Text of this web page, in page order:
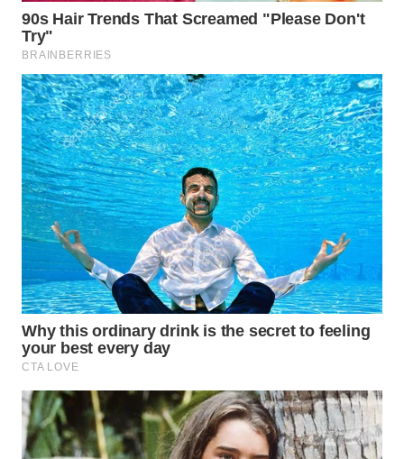
LESUNG
WN
KARO
WN
SIMALUNGUN
WN
LABUHANBATU
WN
TAPANULI
TENGAH
WN DELI
SERDANG
WN
TEBING
TINGGI